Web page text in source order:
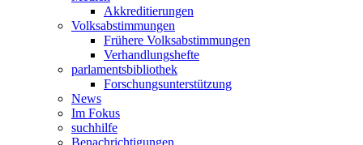
Akkreditierungen
Volksabstimmungen
Frühere Volksabstimmungen
Verhandlungshefte
parlamentsbibliothek
Forschungsunterstützung
News
Im Fokus
suchhilfe